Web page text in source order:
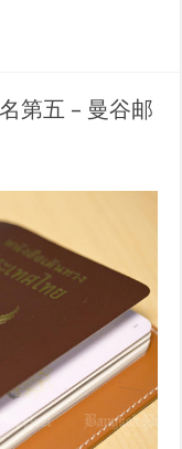
第五 – 曼谷邮